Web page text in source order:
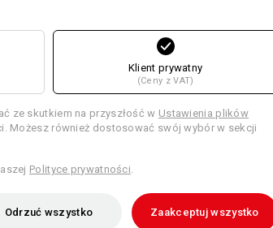
Kliknij przycisk „Karta danych”, aby uzyskać
Karta danych
Personalizacja:
przygotowanie
+4 dodatkowe funkcje
wszystkie dane szczegółowe
Klient prywatny
(Ceny z VAT)
ze skutkiem na przyszłość w Ustawienia plików
Możesz również dostosować swój wybór w sekcji
Polityce prywatności
Odrzuć wszystko Zaakceptuj wszystko